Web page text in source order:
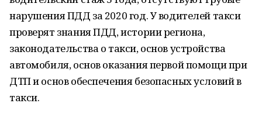
нарушения ПДД за 2020 год. У водителей такси
проверят знания ПДД, истории региона,
законодательства о такси, основ устройства
автомобиля, основ оказания первой помощи при
ДТП и основ обеспечения безопасных условий в
такси.